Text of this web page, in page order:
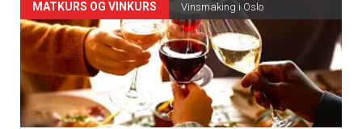
Forsiden
akkurat
nå
-
MATKURS OG VINKURS Vinsmaking i Oslo